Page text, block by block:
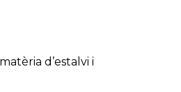
d’estalvi i